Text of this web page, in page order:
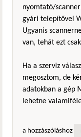
nyomtató/
gyári telepítővel
Ugyanis
van, tehát ezt
Ha a szerviz
megosztom, de
adatokban a gép
lehetne
a hozzászóláshoz